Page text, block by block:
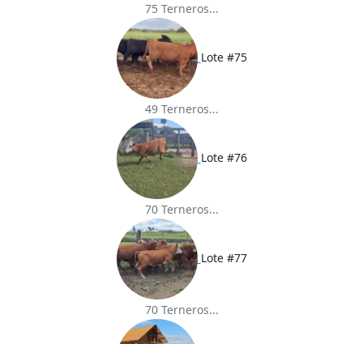
75 Terneros...
Lote #75
49 Terneros...
Lote #76
70 Terneros...
Lote #77
70 Terneros...